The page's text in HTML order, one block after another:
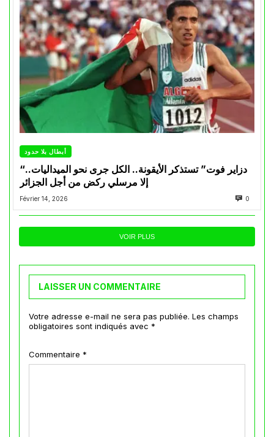
أبطال بلا حدود
“دزاير فوت” تستذكر الأيقونة.. الكل جرى نحو الميداليات..
إلا مرسلي ركض من أجل الجزائر
Février 14, 2026 0
VOIR PLUS
LAISSER UN COMMENTAIRE
Votre adresse e-mail ne sera pas publiée. Les champs
obligatoires sont indiqués avec *
Commentaire *